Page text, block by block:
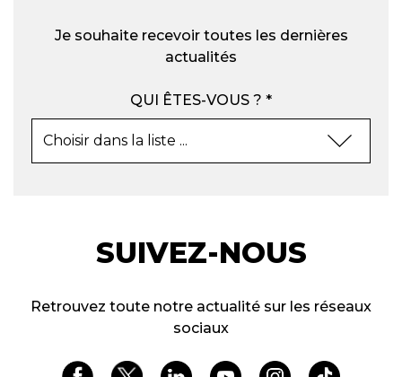
Je souhaite recevoir toutes les dernières
actualités
QUI ÊTES-VOUS ? *
SUIVEZ-NOUS
Retrouvez toute notre actualité sur les réseaux
sociaux